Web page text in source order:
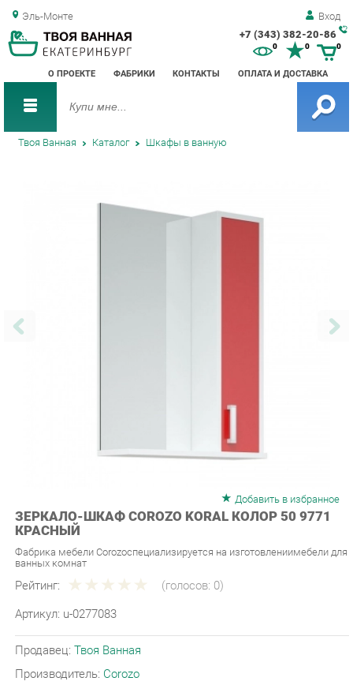
Эль-Монте Вход
+7 (343) 382-20-86
О ПРОЕКТЕ ФАБРИКИ КОНТАКТЫ ОПЛАТА И ДОСТАВКА
0 0
Твоя Ванная Каталог Шкафы в ванную
ЗЕРКАЛО-ШКАФ COROZO KORAL КОЛОР 50 9771
КРАСНЫЙ
Фабрика мебели Corozoспециализируется на изготовлениимебели для
Рейтинг: (голосов:
Артикул: u-0277083
Продавец:
Производитель: Corozo
Последняя цена: 3 390 ₽